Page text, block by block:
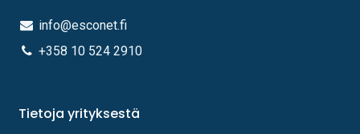
info@esconet.fi
+358 10 524 2910
Tietoja yrityksestä